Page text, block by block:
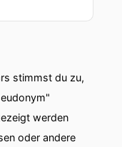
stimmst du zu,
werden
oder andere